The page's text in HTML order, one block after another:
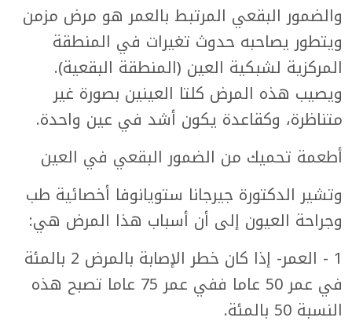
والضمور البقعي المرتبط بالعمر هو مرض مزمن
ويتطور يصاحبه حدوث تغيرات في المنطقة
المركزية لشبكية العين (المنطقة البقعية).
ويصيب هذه المرض كلتا العينين بصورة غير
متناظرة، وكقاعدة يكون أشد في عين واحدة.
أطعمة تحميك من الضمور البقعي في العين
وتشير الدكتورة جيرجانا ستويانوفا أخصائية طب
وجراحة العيون إلى أن أسباب هذا المرض هي:
1 - العمر- إذا كان خطر الإصابة بالمرض 2 بالمئة
في عمر 50 عاما ففي عمر 75 عاما تصبح هذه
النسبة 50 بالمئة.